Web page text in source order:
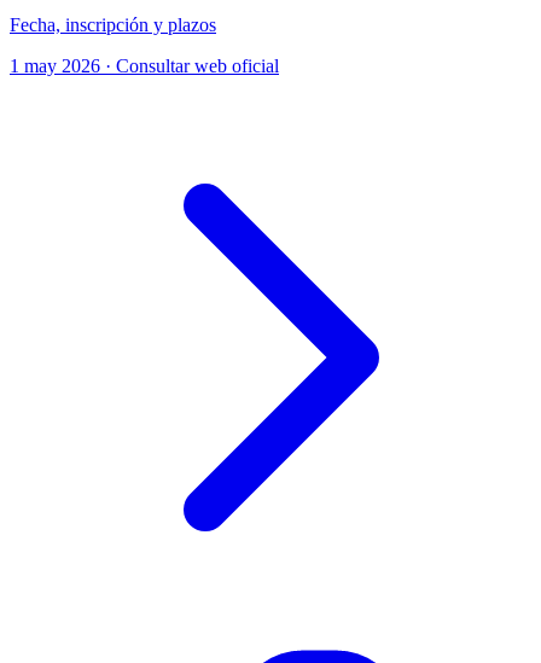
Fecha, inscripción y plazos
1 may 2026 · Consultar web oficial